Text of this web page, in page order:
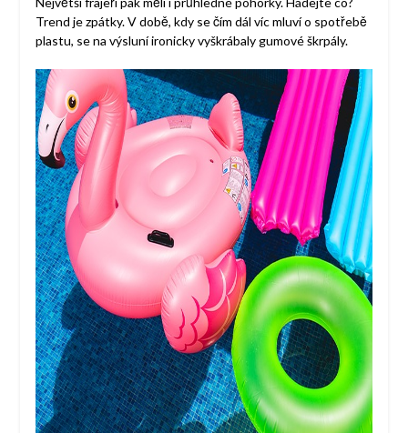
Trend je zpátky. V době, kdy se čím dál víc mluví o spotřebě
plastu, se na výsluní ironicky vyškrábaly gumové škrpály.